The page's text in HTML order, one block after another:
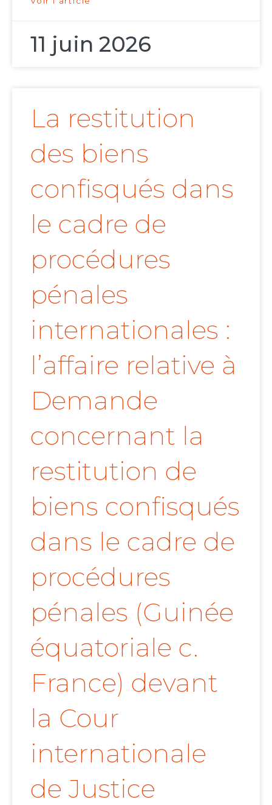
11 juin 2026
La restitution
des biens
confisqués dans
le cadre de
procédures
pénales
internationales :
l’affaire relative à
Demande
concernant la
restitution de
biens confisqués
dans le cadre de
procédures
pénales (Guinée
équatoriale c.
France) devant
la Cour
internationale
de Justice